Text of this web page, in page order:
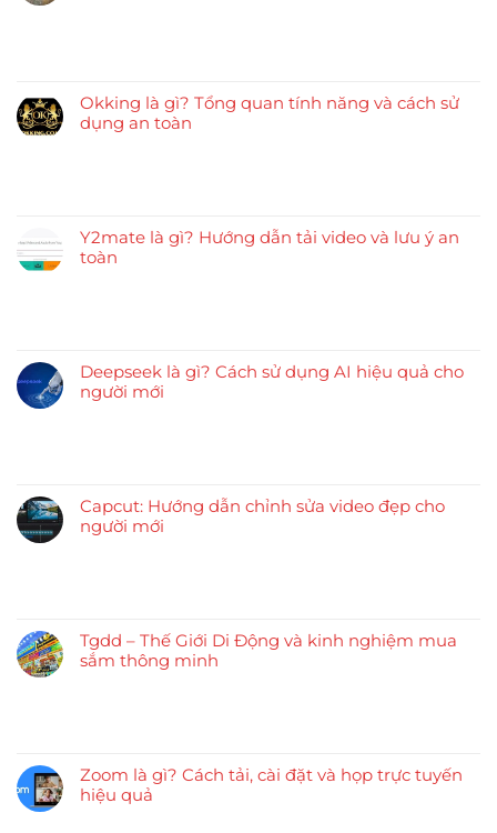
Okking là gì? Tổng quan tính năng và cách sử
dụng an toàn
Y2mate là gì? Hướng dẫn tải video và lưu ý an
toàn
Deepseek là gì? Cách sử dụng AI hiệu quả cho
người mới
Capcut: Hướng dẫn chỉnh sửa video đẹp cho
người mới
Tgdd – Thế Giới Di Động và kinh nghiệm mua
sắm thông minh
Zoom là gì? Cách tải, cài đặt và họp trực tuyến
hiệu quả